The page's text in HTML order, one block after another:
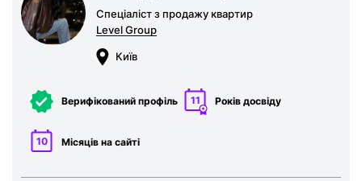
Спеціаліст з продажу квартир
Level Group
Київ
Верифікований профіль 11 Років досвіду
10 Місяців на сайті